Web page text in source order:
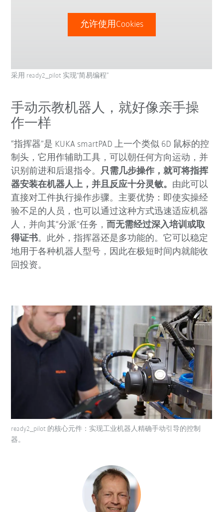
允许使用Cookies
采用 ready2_pilot 实现“简易编程”
手动示教机器人，就好像亲手操
作一样
“指挥器”是 KUKA smartPAD 上一个类似 6D 鼠标的控
制头，它用作辅助工具，可以朝任何方向运动，并
识别前进和后退指令。只需几步操作，就可将指挥
器安装在机器人上，并且反应十分灵敏。 由此可以
直接对工件执行操作步骤。主要优势：即使实操经
验不足的人员，也可以通过这种方式迅速适应机器
人，并向其“分派”任务，
而无需经过深入培训或取
得证书。此外，指挥器还是多功能的。它可以稳定
地用于各种机器人型号，因此在极短时间内就能收
回投资。
ready2_pilot 的核心元件：实现工业机器人精确手动引导的控制
器。